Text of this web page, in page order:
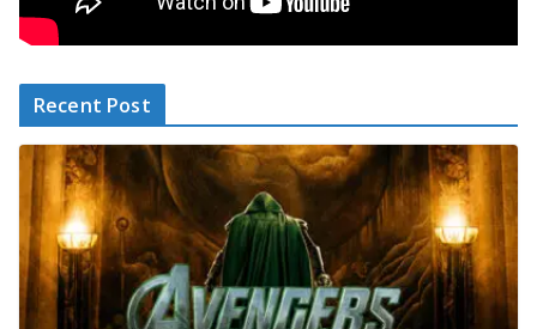
Recent Post